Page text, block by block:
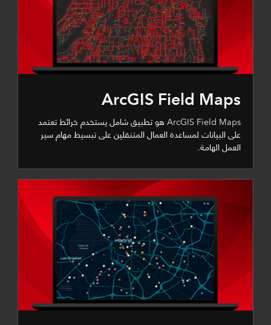
ArcGIS Field Maps
ArcGIS Field Maps هو تطبيق شامل يستخدم خرائط تعتمد
على البيانات لمساعدة العمال المتنقلين على تبسيط مهام سير
العمل الهامة.